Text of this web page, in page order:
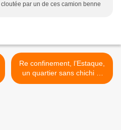
par un de ces camion benne
Re confinement, l’Estaque,
un quartier sans chichi ni
panisse ... >